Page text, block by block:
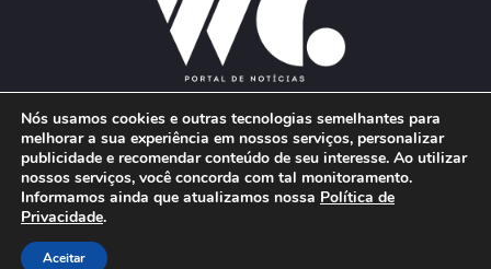
E-mail: wgproducoes2018@gmail.com
© 2026 Portal W&G - Desenvolvido por
Nós usamos cookies e outras tecnologias semelhantes para
melhorar a sua experiência em nossos serviços, personalizar
publicidade e recomendar conteúdo de seu interesse. Ao utilizar
nossos serviços, você concorda com tal monitoramento.
Informamos ainda que atualizamos nossa Política de
Privacidade.
Aceitar